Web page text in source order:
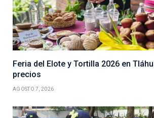
Feria del Elote y Tortilla 2026 en
precios
AGOSTO 7, 2026